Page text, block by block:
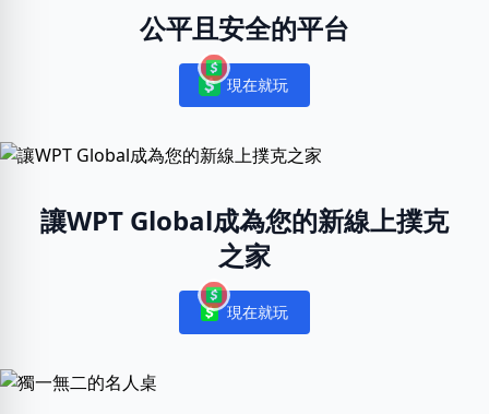
公平且安全的平台
Notifications
現在就玩
讓WPT Global成為您的新線上撲克
之家
Notifications
現在就玩